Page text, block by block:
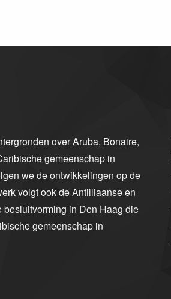
over Aruba, Bonaire,
gemeenschap in
we de ontwikkelingen op de
volgt ook de Antilliaanse en
in Den Haag die
gemeenschap in